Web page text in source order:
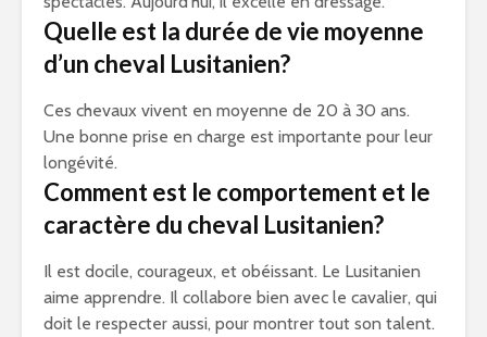
Quelle est la durée de vie moyenne
d’un cheval Lusitanien?
Ces chevaux vivent en moyenne de 20 à 30 ans.
Une bonne prise en charge est importante pour leur
longévité.
Comment est le comportement et le
caractère du cheval Lusitanien?
Il est docile, courageux, et obéissant. Le Lusitanien
aime apprendre. Il collabore bien avec le cavalier, qui
doit le respecter aussi, pour montrer tout son talent.